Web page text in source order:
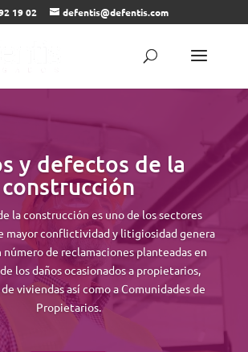
19 02 defentis@defentis.com
y defectos de la
construcción
la construcción es uno de los sectores
mayor conflictividad y litigiosidad genera
número de reclamaciones planteadas en
los daños ocasionados a propietarios,
viviendas así como a Comunidades de
Propietarios.